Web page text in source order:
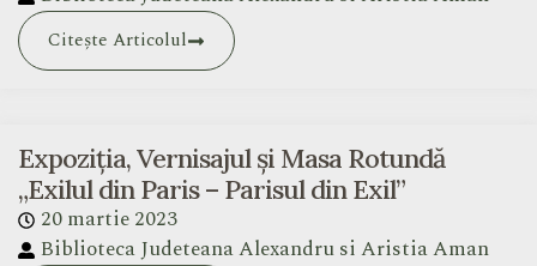
Citește Articolul
Expoziţia, Vernisajul şi Masa Rotundă
„Exilul din Paris – Parisul din Exil”
20 martie 2023
Biblioteca Judeteana Alexandru si Aristia Aman